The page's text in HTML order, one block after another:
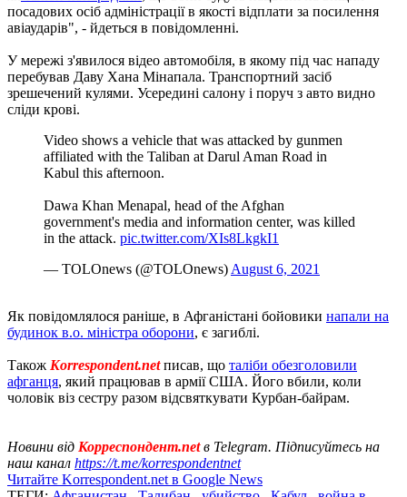
посадових осіб адміністрації в якості відплати за посилення
авіаударів", - йдеться в повідомленні.
У мережі з'явилося відео автомобіля, в якому під час нападу
перебував Даву Хана Мінапала. Транспортний засіб
зрешечений кулями. Усередині салону і поруч з авто видно
сліди крові.
Video shows a vehicle that was attacked by gunmen
affiliated with the Taliban at Darul Aman Road in
Kabul this afternoon.
Dawa Khan Menapal, head of the Afghan
government's media and information center, was killed
in the attack. pic.twitter.com/XIs8LkgkI1
— TOLOnews (@TOLOnews) August 6, 2021
Як повідомлялося раніше, в Афганістані бойовики напали на
будинок в.о. міністра оборони, є загиблі.
Також Korrespondent.netписав, що таліби обезголовили
афганця, який працював в армії США. Його вбили, коли
чоловік віз сестру разом відсвяткувати Курбан-байрам.
Новини від Корреспондент.netв Telegram. Підписуйтесь на
наш канал https://t.me/korrespondentnet
Читайте Korrespondent.net в Google News